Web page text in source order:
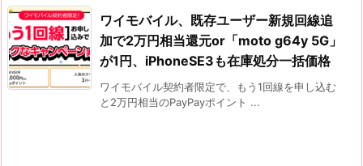
ワイモバイル、既存ユーザー新規回線追
加で2万円相当還元or「moto g64y 5G」
が1円、iPhoneSE3も在庫処分一括価格
ワイモバイル契約者限定で、もう1回線を申し込む
と2万円相当のPayPayポイント ...